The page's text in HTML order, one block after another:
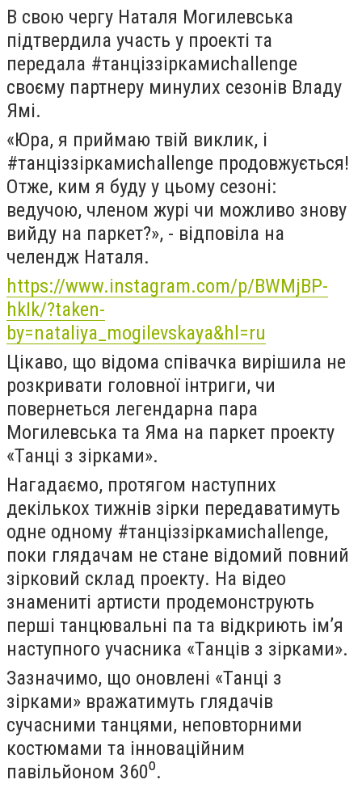
В свою чергу Наталя Могилевська
підтвердила участь у проекті та
передала #танціззіркамиchallenge
своєму партнеру минулих сезонів Владу
Ямі.
«Юра, я приймаю твій виклик, і
#танціззіркамиchallenge продовжується!
Отже, ким я буду у цьому сезоні:
ведучою, членом журі чи можливо знову
вийду на паркет?», - відповіла на
челендж Наталя.
https://www.instagram.com/p/BWMjBP-
hkIk/?taken-
by=nataliya_mogilevskaya&hl=ru
Цікаво, що відома співачка вирішила не
розкривати головної інтриги, чи
повернеться легендарна пара
Могилевська та Яма на паркет проекту
«Танці з зірками».
Нагадаємо, протягом наступних
декількох тижнів зірки передаватимуть
одне одному #танціззіркамиchallenge,
поки глядачам не стане відомий повний
зірковий склад проекту. На відео
знамениті артисти продемонструють
перші танцювальні па та відкриють ім’я
наступного учасника «Танців з зірками».
Зазначимо, що оновлені «Танці з
зірками» вражатимуть глядачів
сучасними танцями, неповторними
костюмами та інноваційним
павільйоном 360⁰.